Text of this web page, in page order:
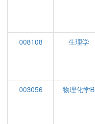
008108
生理学
003056
物理化学B